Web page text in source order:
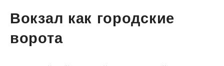
Вокзал как городские
ворота